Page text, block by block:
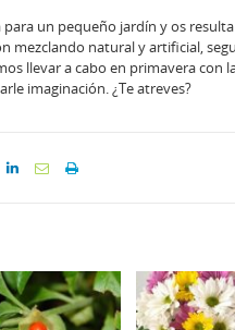
un pequeño jardín y os
mezclando natural y artificial,
llevar a cabo en primavera con
imaginación. ¿Te atreves?